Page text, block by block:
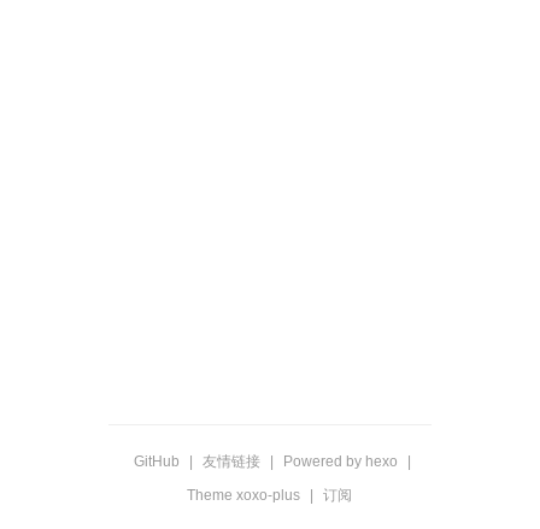
GitHub 友情链接 Powered by hexo
Theme xoxo-plus
订阅